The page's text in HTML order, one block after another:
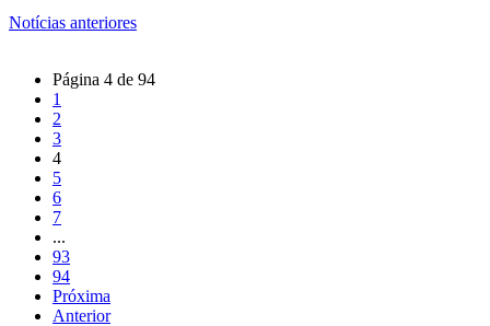
Notícias anteriores
Página 4 de 94
1
2
3
4
5
6
7
...
93
94
Próxima
Anterior